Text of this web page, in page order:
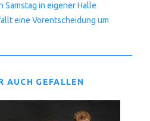
Samstag in eigener Halle
eine Vorentscheidung um
AUCH GEFALLEN